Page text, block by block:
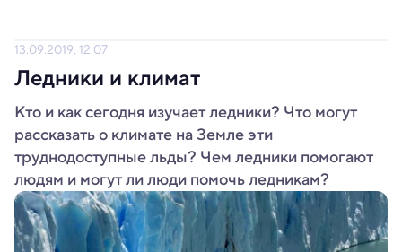
13.09.2019, 12:07
Ледники и климат
Кто и как сегодня изучает ледники? Что могут
рассказать о климате на Земле эти
труднодоступные льды? Чем ледники помогают
людям и могут ли люди помочь ледникам?